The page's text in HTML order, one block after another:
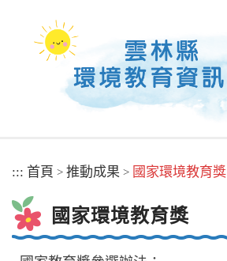
::: 首頁 > 推動成果 > 國家環境教育獎
國家環境教育獎